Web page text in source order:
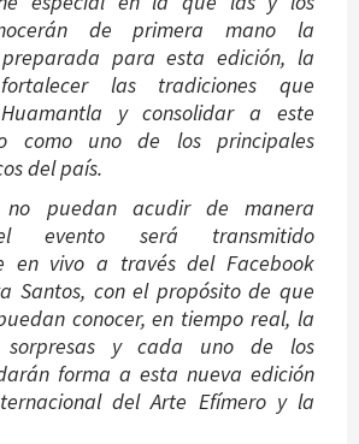
de primera mano la
para esta edición, la
las tradiciones que
y consolidar a este
como uno de los principales
del país.
no puedan acudir de manera
evento será transmitido
en vivo a través del Facebook
Santos, con el propósito de que
conocer, en tiempo real, la
sorpresas y cada uno de los
forma a esta nueva edición
del Arte Efímero y la